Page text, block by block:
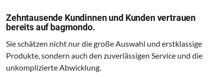
Zehntausende Kundinnen und Kunden vertrauen
bereits auf bagmondo.
Sie schätzen nicht nur die große Auswahl und erstklassige
Produkte, sondern auch den zuverlässigen Service und die
unkomplizierte Abwicklung.